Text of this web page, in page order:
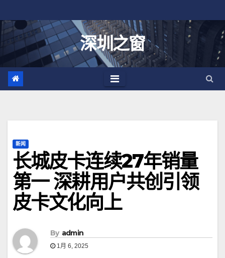
至
深圳之窗
新闻
长城皮卡连续27年销量
第一 深耕用户共创引领
皮卡文化向上
By admin
1月 6, 2025